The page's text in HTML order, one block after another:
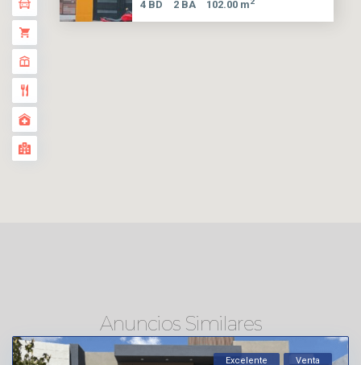
4 BD 2 BA 102.00 m
Anuncios Similares
Excelente Venta